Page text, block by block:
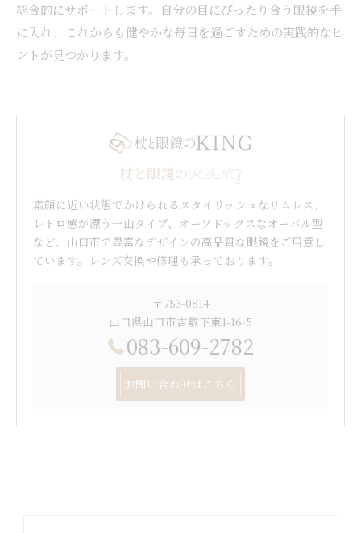
総合的にサポートします。自分の目にぴったり合う眼鏡を手
に入れ、これからも健やかな毎日を過ごすための実践的なヒ
ントが見つかります。
杖と眼鏡のKING
素顔に近い状態でかけられるスタイリッシュなリムレス、
レトロ感が漂う一山タイプ、オーソドックスなオーバル型
など、山口市で豊富なデザインの高品質な眼鏡をご用意し
ています。レンズ交換や修理も承っております。
〒753-0814
山口県山口市吉敷下東1-16-5
083-609-2782
お問い合わせはこちら